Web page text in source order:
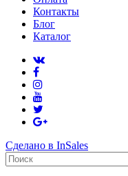
Контакты
Блог
Каталог
Сделано в InSales